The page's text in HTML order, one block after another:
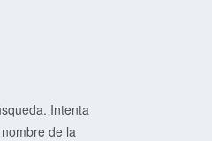
Intenta
de la